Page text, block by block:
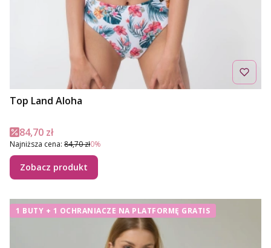
Top Land Aloha
Cena promocyjna
84,70 zł
Najniższa cena: 84,70 zł0%
Zobacz produkt
1 BUTY + 1 OCHRANIACZE NA PLATFORMĘ GRATIS